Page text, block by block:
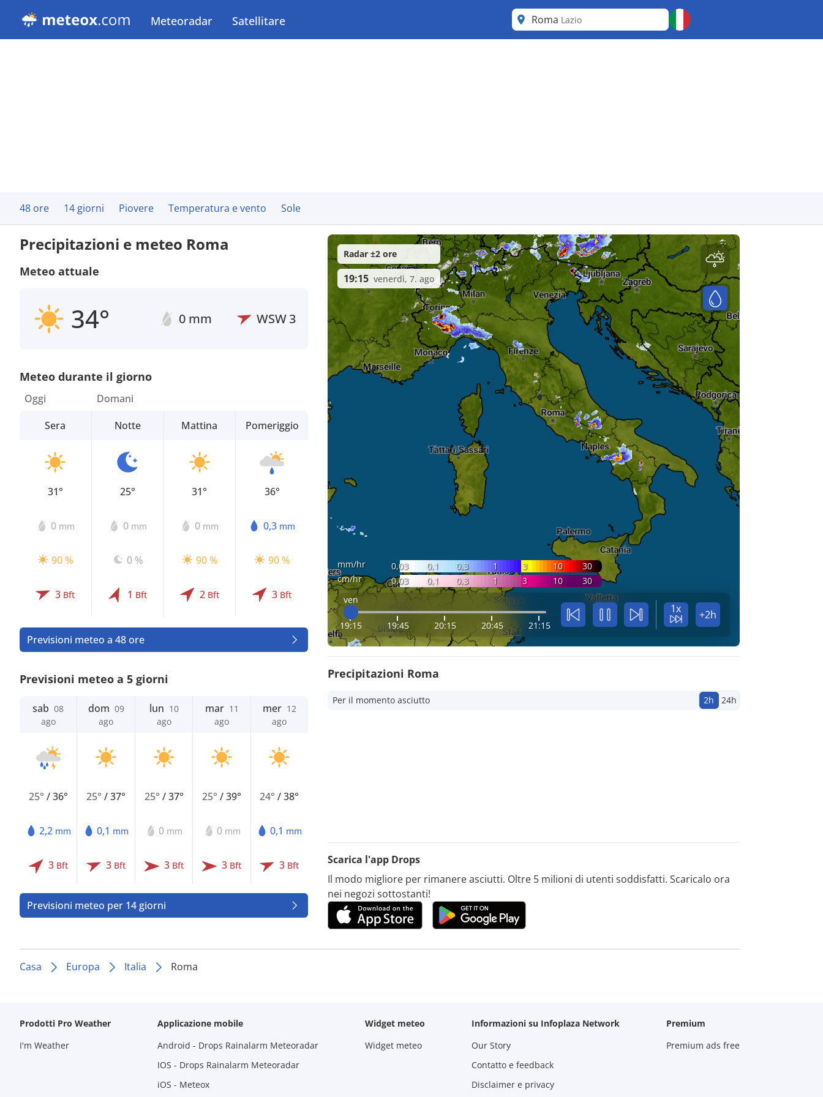
Meteoradar Satellitare Roma Lazio
48 ore 14 giorni Piovere Temperatura e vento Sole
Precipitazioni e meteo Roma
Meteo attuale
34° 0 mm WSW3
Meteo durante il giorno
Oggi
Sera
31°
0 mm
90 %
3 Bft
Domani
Notte
25°
0 mm
0 %
1 Bft
Mattina
31°
0 mm
90 %
2 Bft
Pomeriggio
36°
0,3 mm
90 %
3 Bft
Previsioni meteo a 48 ore
Previsioni meteo a 5 giorni
sab 08
ago
25° /36°
2,2 mm
3 Bft
dom 09
ago
25°/37°
0,1 mm
3 Bft
lun 10
ago
25° /37°
0 mm
3 Bft
mar 11
ago
25°/39°
0 mm
3 Bft
mer 12
ago
24°/38°
0,1 mm
3 Bft
Previsioni meteo per 14 giorni
mm/hr 0,03 0,1 0,3 1 3 10
30
cm/hr
0,03 0,1 0,3 1 3 10
30
ven
19:15 19:45 20:15 20:45 21:15
1x +2h
Radar ±2 ore
19:15 venerdì, 7. ago
Precipitazioni Roma
Per il momento asciutto 2h 24h
Scarica l'app Drops
Il modo migliore per rimanere asciutti. Oltre 5 milioni di utenti soddisfatti. Scaricalo ora
nei negozi sottostanti!
Casa Europa Italia Roma
Prodotti Pro Weather
I'm Weather
Applicazione mobile
Android - Drops Rainalarm Meteoradar
IOS - Drops Rainalarm Meteoradar
iOS - Meteox
Widget meteo
Widget meteo
Informazioni su Infoplaza Network
Our Story
Contatto e feedback
Disclaimer e privacy
Premium
Premium ads free